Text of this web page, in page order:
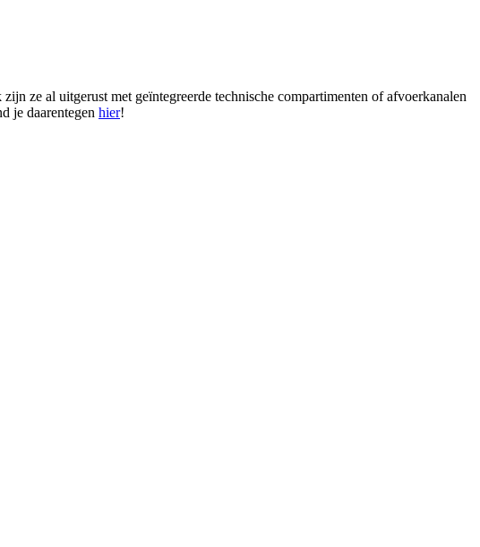
ze al uitgerust met geïntegreerde technische compartimenten of afvoerkanalen
je daarentegen hier!